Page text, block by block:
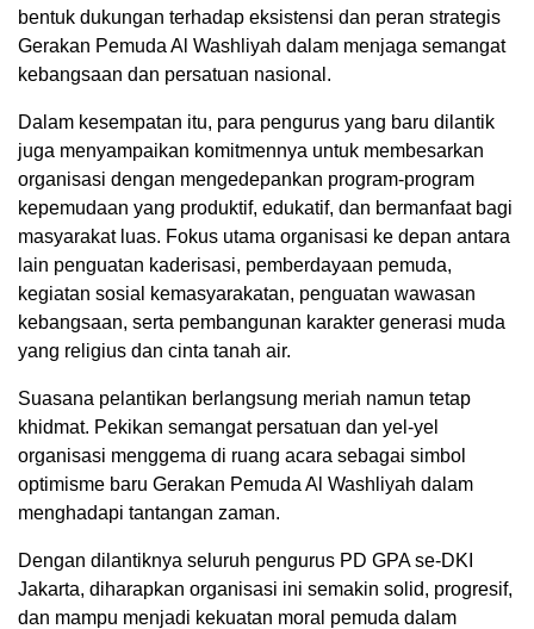
bentuk dukungan terhadap eksistensi dan peran strategis
Gerakan Pemuda Al Washliyah dalam menjaga semangat
kebangsaan dan persatuan nasional.
Dalam kesempatan itu, para pengurus yang baru dilantik
juga menyampaikan komitmennya untuk membesarkan
organisasi dengan mengedepankan program-program
kepemudaan yang produktif, edukatif, dan bermanfaat bagi
masyarakat luas. Fokus utama organisasi ke depan antara
lain penguatan kaderisasi, pemberdayaan pemuda,
kegiatan sosial kemasyarakatan, penguatan wawasan
kebangsaan, serta pembangunan karakter generasi muda
yang religius dan cinta tanah air.
Suasana pelantikan berlangsung meriah namun tetap
khidmat. Pekikan semangat persatuan dan yel-yel
organisasi menggema di ruang acara sebagai simbol
optimisme baru Gerakan Pemuda Al Washliyah dalam
menghadapi tantangan zaman.
Dengan dilantiknya seluruh pengurus PD GPA se-DKI
Jakarta, diharapkan organisasi ini semakin solid, progresif,
dan mampu menjadi kekuatan moral pemuda dalam